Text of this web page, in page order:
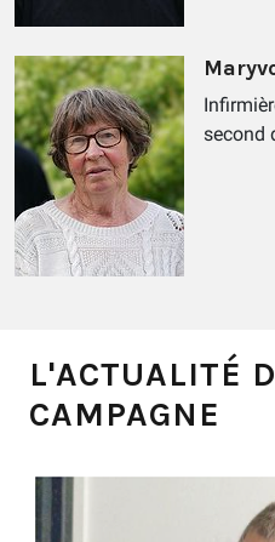
second
L'ACTUALITÉ
CAMPAGNE